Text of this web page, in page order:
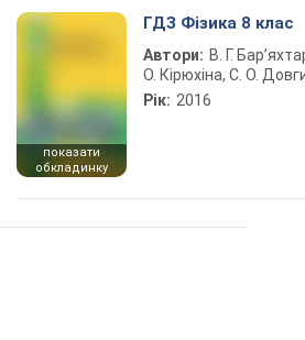
показати
обкладинку
ГДЗ Фізика 8 клас
Автори: В. Г.
О. Кірюхіна, С. О.
Рік: 2016